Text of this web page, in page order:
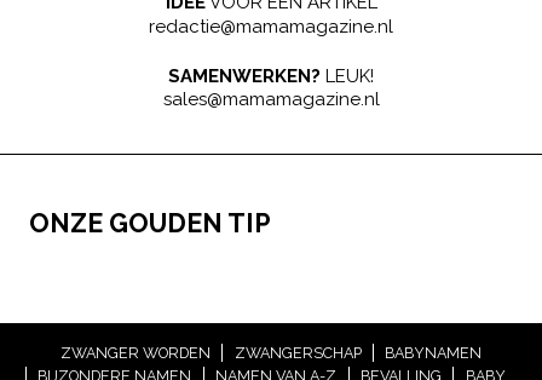
redactie@mamamagazine.nl
SAMENWERKEN? LEUK!
sales@mamamagazine.nl
ONZE GOUDEN TIP
ZWANGER WORDEN ZWANGERSCHAP
BABYNAMEN
BIJZONDERE NAMEN
NAMEN VAN A-Z BEVALLING BABY